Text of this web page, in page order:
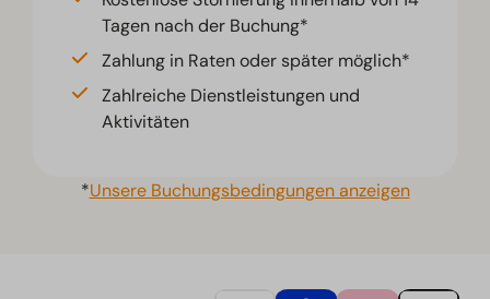
Tagen nach der Buchung*
Zahlung in Raten oder später möglich*
Zahlreiche Dienstleistungen und
Aktivitäten
*Unsere Buchungsbedingungen anzeigen